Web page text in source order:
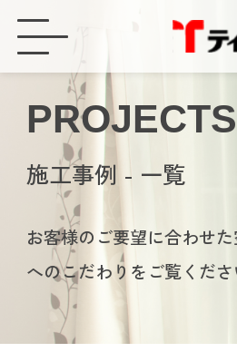
PROJECTS
施工事例 - 一覧
お客様のご要望に合わせ
へのこだわりをご覧くださ